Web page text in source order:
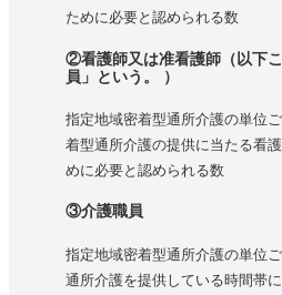
ために必要と認められる数
②看護師又は准看護師（以下
員」という。 ）
指定地域密着型通所介護の単位
着型通所介護の提供に当たる看
めに必要と認められる数
③介護職員
指定地域密着型通所介護の単位
通所介護を提供している時間帯